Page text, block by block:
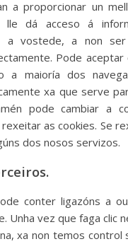
a proporcionar un
dá acceso á
a vostede, a non
Pode
a maioría dos
xa que serve
pode cambiar a
as cookies. Se
dos nosos servizos.
conter ligazóns a
Unha vez que faga clic
xa non temos control